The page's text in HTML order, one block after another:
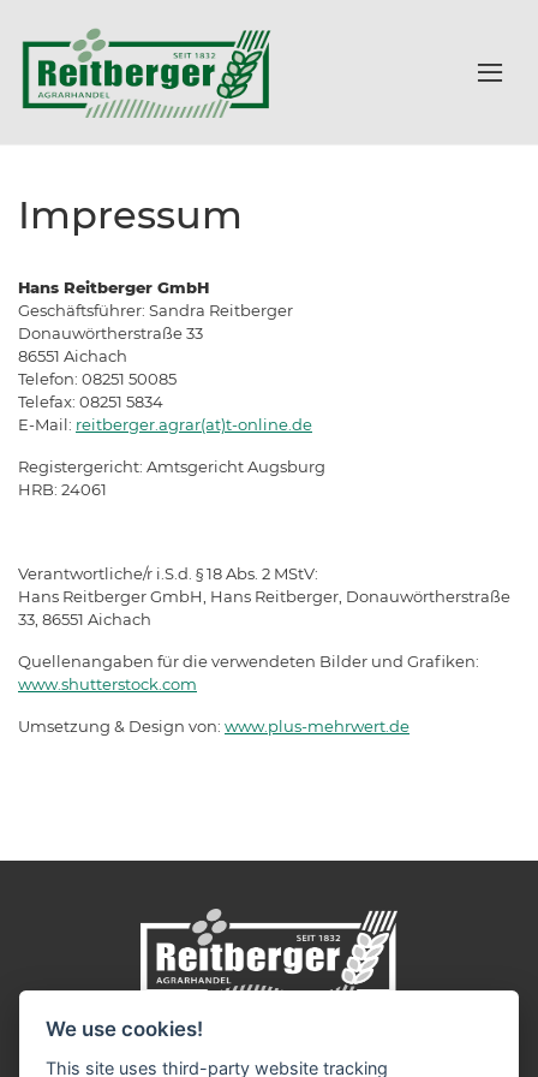
Impressum
Hans Reitberger GmbH
Geschäftsführer: Sandra Reitberger
Donauwörtherstraße 33
86551 Aichach
Telefon: 08251 50085
Telefax: 08251 5834
E-Mail: reitberger.agrar(at)t-online.de
Registergericht: Amtsgericht Augsburg
HRB: 24061
Verantwortliche/r i.S.d. § 18 Abs. 2 MStV:
Hans Reitberger GmbH, Hans Reitberger, Donauwörtherstraße
33, 86551 Aichach
Quellenangaben für die verwendeten Bilder und Grafiken:
www.shutterstock.com
Umsetzung & Design von: www.plus-mehrwert.de
Impressum
We use cookies!
This site uses third-party website tracking